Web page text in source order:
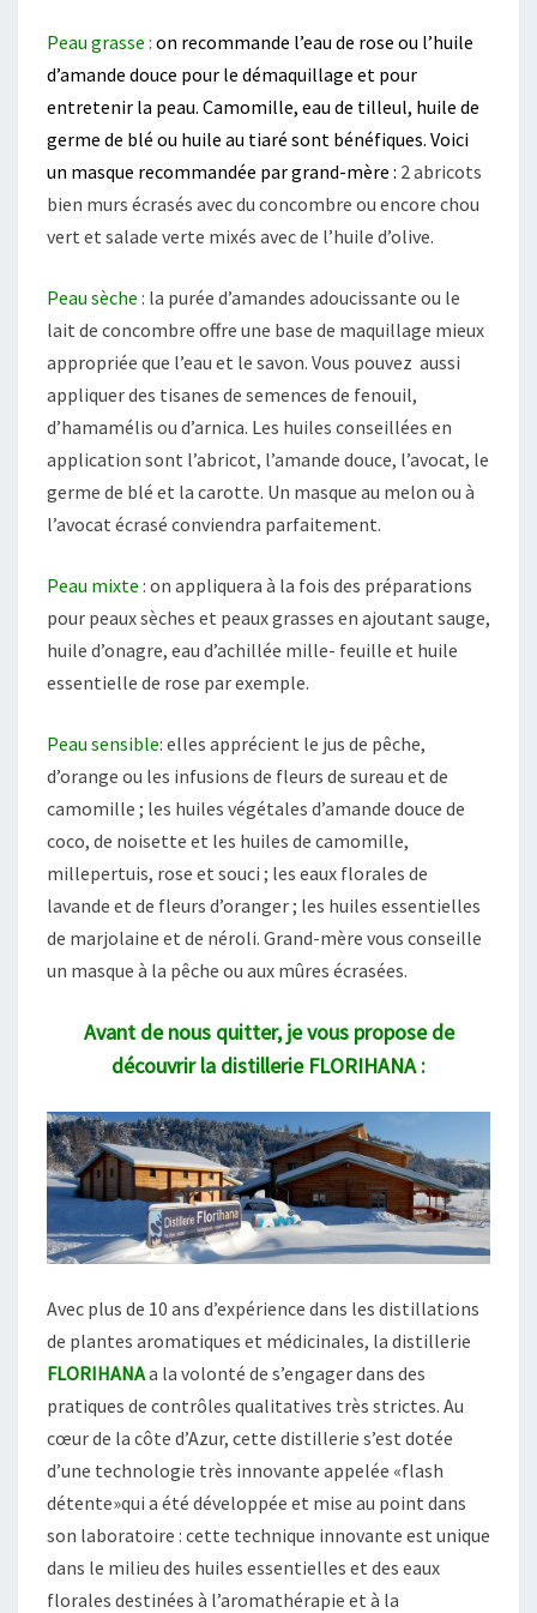
Peau grasse : on recommande l’eau de rose ou l’huile
d’amande douce pour le démaquillage et pour
entretenir la peau. Camomille, eau de tilleul, huile de
germe de blé ou huile au tiaré sont bénéfiques. Voici
un masque recommandée par grand-mère : 2 abricots
bien murs écrasés avec du concombre ou encore chou
vert et salade verte mixés avec de l’huile d’olive.
Peau sèche : la purée d’amandes adoucissante ou le
lait de concombre offre une base de maquillage mieux
appropriée que l’eau et le savon. Vous pouvez aussi
appliquer des tisanes de semences de fenouil,
d’hamamélis ou d’arnica. Les huiles conseillées en
application sont l’abricot, l’amande douce, l’avocat, le
germe de blé et la carotte. Un masque au melon ou à
l’avocat écrasé conviendra parfaitement.
Peau mixte : on appliquera à la fois des préparations
pour peaux sèches et peaux grasses en ajoutant sauge,
huile d’onagre, eau d’achillée mille- feuille et huile
essentielle de rose par exemple.
Peau sensible: elles apprécient le jus de pêche,
d’orange ou les infusions de fleurs de sureau et de
camomille ; les huiles végétales d’amande douce de
coco, de noisette et les huiles de camomille,
millepertuis, rose et souci ; les eaux florales de
lavande et de fleurs d’oranger ; les huiles essentielles
de marjolaine et de néroli. Grand-mère vous conseille
un masque à la pêche ou aux mûres écrasées.
Avant de nous quitter, je vous propose de
découvrir la distillerie FLORIHANA :
Avec plus de 10 ans d’expérience dans les distillations
de plantes aromatiques et médicinales, la distillerie
FLORIHANAa la volonté de s’engager dans des
pratiques de contrôles qualitatives très strictes. Au
cœur de la côte d’Azur, cette distillerie s’est dotée
d’une technologie très innovante appelée «flash
détente»qui a été développée et mise au point dans
son laboratoire : cette technique innovante est unique
dans le milieu des huiles essentielles et des eaux
florales destinées à l’aromathérapie et à la